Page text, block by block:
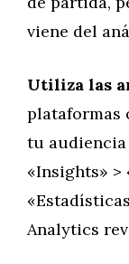
viene del
Utiliza las
plataformas
tu audiencia
«Insights» >
Analytics